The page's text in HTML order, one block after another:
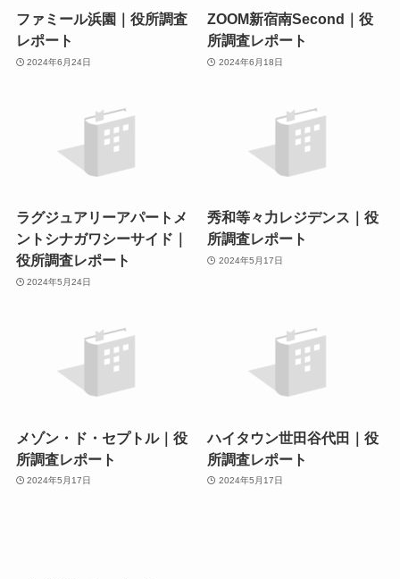
ファミール浜園｜役所調査
レポート
2024年6月24日
ZOOM新宿南Second｜役
所調査レポート
2024年6月18日
ラグジュアリーアパートメ
ントシナガワシーサイド｜
役所調査レポート
2024年5月24日
秀和等々力レジデンス｜役
所調査レポート
2024年5月17日
メゾン・ド・セプトル｜役
所調査レポート
2024年5月17日
ハイタウン世田谷代田｜役
所調査レポート
2024年5月17日